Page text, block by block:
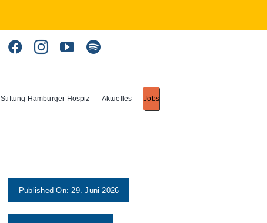
Stiftung Hamburger Hospiz Aktuelles Jobs
Published On: 29. Juni 2026